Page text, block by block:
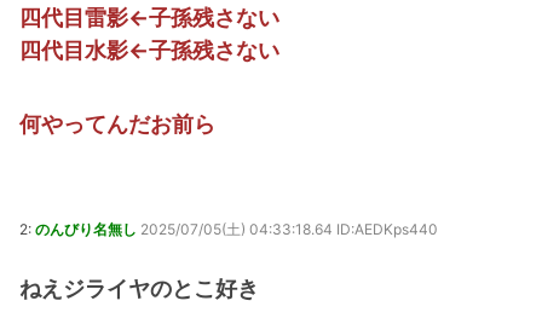
Powered by livedoor 相互RSS
四代目雷影←子孫残さない
四代目水影←子孫残さない
何やってんだお前ら
2: のんびり名無し 2025/07/05(土) 04:33:18.64 ID:AEDKps440
ねえジライヤのとこ好き